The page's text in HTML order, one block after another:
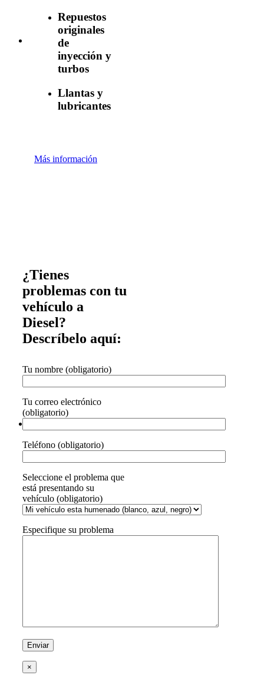
Repuestos
originales
de
inyección y
turbos
Llantas y
lubricantes
Más información
¿Tienes
problemas con tu
vehículo a
Diesel?
Descríbelo aquí:
Tu nombre (obligatorio)
Tu correo electrónico
(obligatorio)
Teléfono (obligatorio)
Seleccione el problema que
está presentando su
vehículo (obligatorio)
Especifique su problema
×